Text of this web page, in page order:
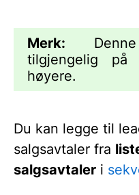
Merk:
tilgjengelig på
høyere.
Du kan legge til
salgsavtaler fra
salgsavtaler i